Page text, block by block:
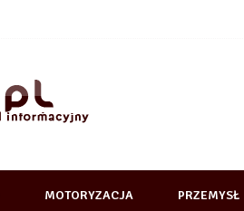
MOTORYZACJA PRZEMYSŁ